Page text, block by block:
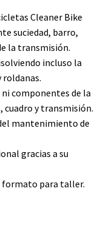
Cleaner Bike
suciedad, barro,
la transmisión.
incluso la
roldanas.
componentes de la
y transmisión.
mantenimiento de
gracias a su
formato para taller.